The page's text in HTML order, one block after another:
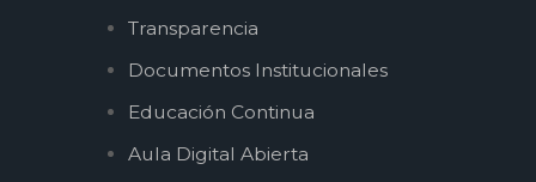
Transparencia
Documentos Institucionales
Educación Continua
Aula Digital Abierta